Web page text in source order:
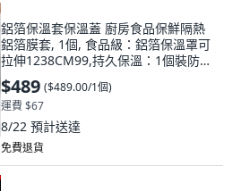
鋁箔保溫套保溫蓋 廚房食品保鮮隔熱
鋁箔膜套, 1個, 食品級：鋁箔保溫罩可
拉伸1238CM99,持久保溫：1個裝防塵
防串味LB
$489 ($489.00/1個)
運費 $67
8/22 預計送達
免費退貨